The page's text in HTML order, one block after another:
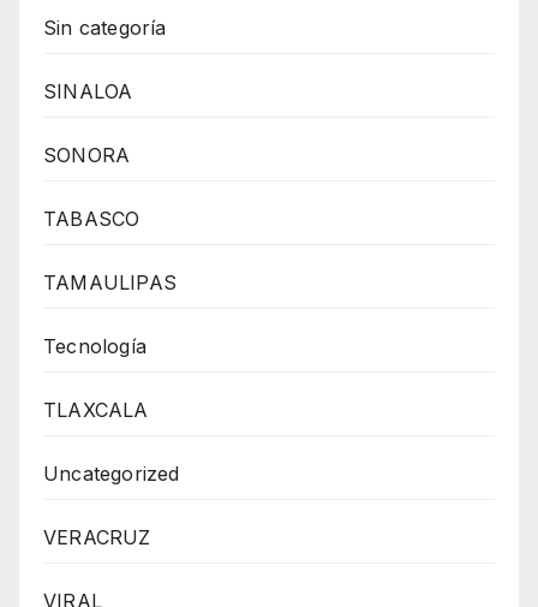
Sin categoría
SINALOA
SONORA
TABASCO
TAMAULIPAS
Tecnología
TLAXCALA
Uncategorized
VERACRUZ
VIRAL